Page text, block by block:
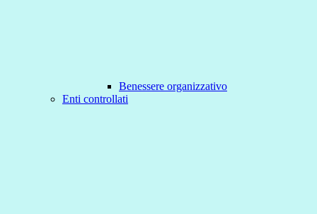
Benessere organizzativo
Enti controllati